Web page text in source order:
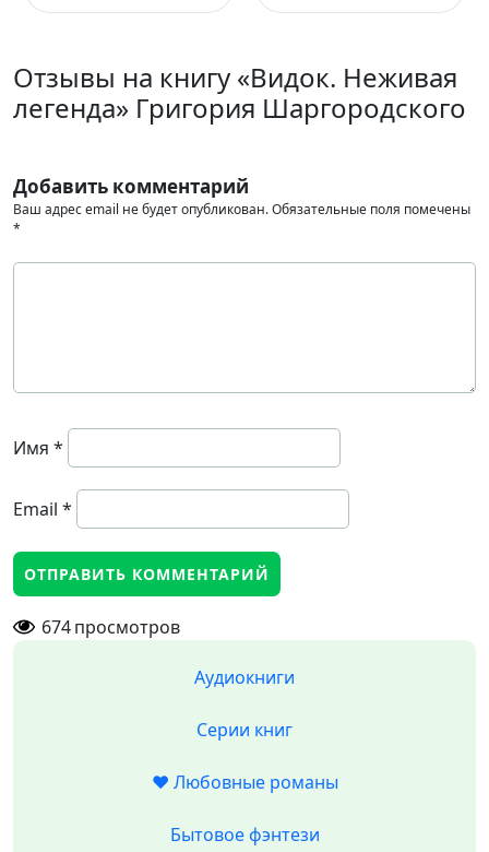
Отзывы на книгу «Видок. Неживая
легенда» Григория Шаргородского
Добавить комментарий
Ваш адрес email не будет опубликован.Обязательные поля помечены
*
Имя *
Email *
674просмотров
Аудиокниги
Серии книг
❤️ Любовные романы
Бытовое фэнтези